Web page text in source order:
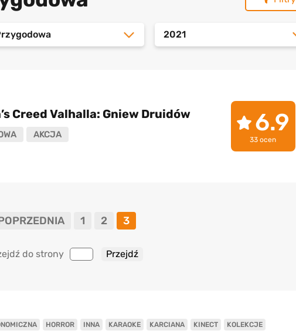
2021
Creed Valhalla: Gniew Druidów
AKCJA 6.9
33 ocen
1 2 3
do strony
HORROR INNA KARAOKE KARCIANA KINECT KOLEKCJE